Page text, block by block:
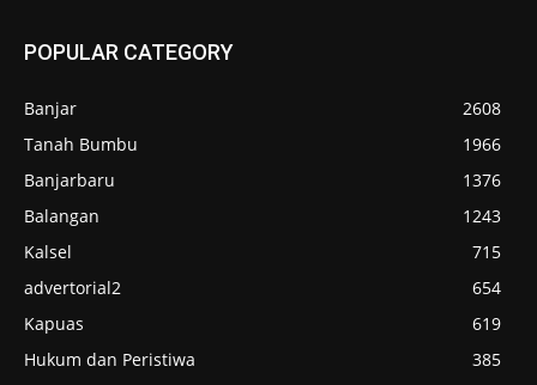
POPULAR CATEGORY
Banjar
2608
Tanah Bumbu
1966
Banjarbaru
1376
Balangan
1243
Kalsel
715
advertorial2
654
Kapuas
619
Hukum dan Peristiwa
385